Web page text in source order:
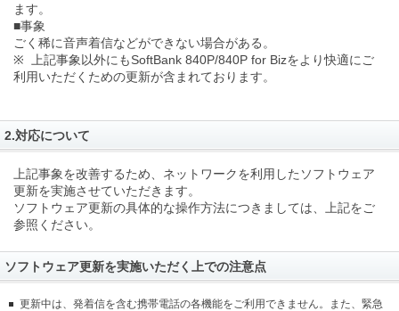
ます。
■事象
ごく稀に音声着信などができない場合がある。
※ 上記事象以外にもSoftBank 840P/840P for Bizをより快適にご
利用いただくための更新が含まれております。
2.対応について
上記事象を改善するため、ネットワークを利用したソフトウェア
更新を実施させていただきます。
ソフトウェア更新の具体的な操作方法につきましては、上記をご
参照ください。
ソフトウェア更新を実施いただく上での注意点
更新中は、発着信を含む携帯電話の各機能をご利用できません。また、緊急